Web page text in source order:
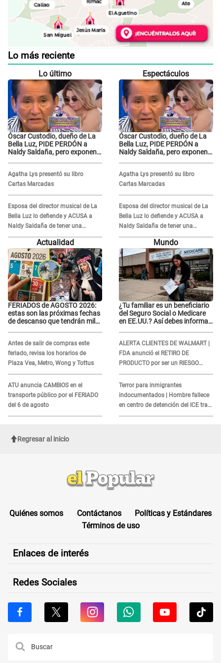
Lo más reciente
Lo último
Óscar Custodio, dueño de La
Bella Luz, PIDE PERDÓN a
Naldy Saldaña, pero exponen
grabar"
Agatha Lys presentó su libro
Cartas Marcadas
Esposa del director musical de La
Bella Luz lo defiende y ACUSA a
Naldy Saldaña de tener una
relación con él y otros integrantes
Espectáculos
Óscar Custodio, dueño de La
Bella Luz, PIDE PERDÓN a
Naldy Saldaña, pero exponen
grabar"
Agatha Lys presentó su libro
Cartas Marcadas
Esposa del director musical de La
Bella Luz lo defiende y ACUSA a
Naldy Saldaña de tener una
relación con él y otros integrantes
Actualidad
FERIADOS de AGOSTO 2026:
estas son las próximas fechas
de descanso que tendrán miles
Antes de salir de compras este
feriado, revisa los horarios de
Plaza Vea, Metro, Wong y Tottus
ATU anuncia CAMBIOS en el
transporte público por el FERIADO
del 6 de agosto
Mundo
¿Tu familiar es un beneficiario
del Seguro Social o Medicare
en EE.UU.? Así debes informar
ALERTA CLIENTES DE WALMART |
FDA anunció el RETIRO DE
PRODUCTO por ser un RIESGO
MORTAL para consumidores: ¿Cuál
es?
Terror para inmigrantes
indocumentados | Hombre fallece
en centro de detención del ICE tras
sufrir una "emergencia médica"
Regresar al inicio
Quiénes somos Contáctanos
Políticas y Estándares
Términos de uso
Enlaces de interés
Redes Sociales